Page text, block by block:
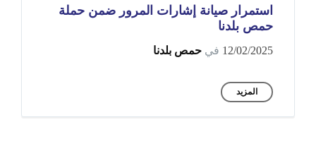
استمرار صيانة إشارات المرور ضمن حملة
حمص بلدنا
12/02/2025 في حمص بلدنا
المزيد